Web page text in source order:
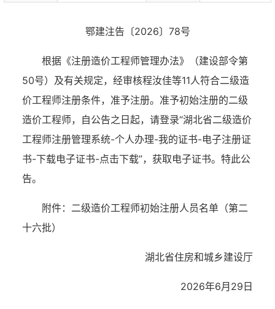
鄂建注告〔2026〕78号
根据《注册造价工程师管理办法》（建设部令第
50号）及有关规定，经审核程汝佳等11人符合二级造
价工程师注册条件，准予注册。准予初始注册的二级
造价工程师，自公告之日起，请登录“湖北省二级造价
工程师注册管理系统-个人办理-我的证书-电子注册证
书-下载电子证书-点击下载”，获取电子证书。特此公
告。
附件：二级造价工程师初始注册人员名单（第二
十六批）
湖北省住房和城乡建设厅
2026年6月29日